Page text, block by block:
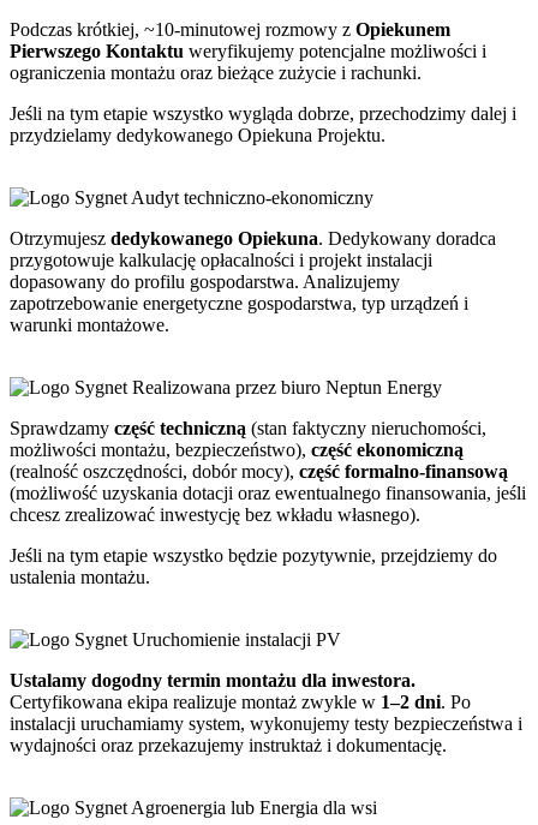
Podczas krótkiej, ~10-minutowej rozmowy z Opiekunem
Pierwszego Kontaktu weryfikujemy potencjalne możliwości i
ograniczenia montażu oraz bieżące zużycie i rachunki.
Jeśli na tym etapie wszystko wygląda dobrze, przechodzimy dalej i
przydzielamy dedykowanego Opiekuna Projektu.
Audyt techniczno-ekonomiczny
Otrzymujesz dedykowanego Opiekuna. Dedykowany doradca
przygotowuje kalkulację opłacalności i projekt instalacji
dopasowany do profilu gospodarstwa. Analizujemy
zapotrzebowanie energetyczne gospodarstwa, typ urządzeń i
warunki montażowe.
Realizowana przez biuro Neptun Energy
Sprawdzamy część techniczną (stan faktyczny nieruchomości,
możliwości montażu, bezpieczeństwo), część ekonomiczną
(realność oszczędności, dobór mocy), część formalno-finansową
(możliwość uzyskania dotacji oraz ewentualnego finansowania, jeśli
chcesz zrealizować inwestycję bez wkładu własnego).
Jeśli na tym etapie wszystko będzie pozytywnie, przejdziemy do
ustalenia montażu.
Uruchomienie instalacji PV
Ustalamy dogodny termin montażu dla inwestora.
Certyfikowana ekipa realizuje montaż zwykle w 1–2 dni. Po
instalacji uruchamiamy system, wykonujemy testy bezpieczeństwa i
wydajności oraz przekazujemy instruktaż i dokumentację.
Agroenergia lub Energia dla wsi